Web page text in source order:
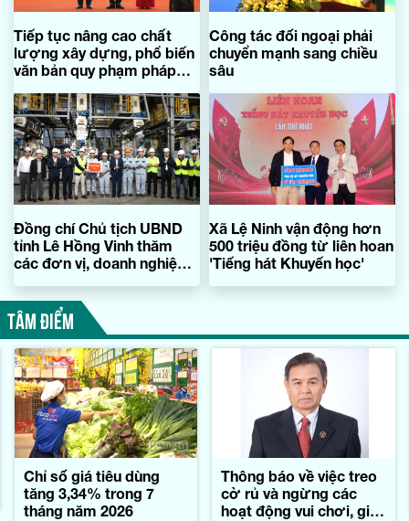
Tiếp tục nâng cao chất
lượng xây dựng, phổ biến
văn bản quy phạm pháp
Công tác đối ngoại phải
chuyển mạnh sang chiều
sâu
Đồng chí Chủ tịch UBND
tỉnh Lê Hồng Vinh thăm
các đơn vị, doanh nghiệp
Xã Lệ Ninh vận động hơn
500 triệu đồng từ liên hoan
'Tiếng hát Khuyến học'
TÂM ĐIỂM
Chỉ số giá tiêu dùng
tăng 3,34% trong 7
tháng năm 2026
Thông báo về việc treo
cờ rủ và ngừng các
hoạt động vui chơi, giải